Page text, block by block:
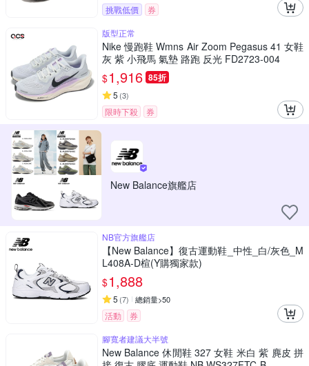
挑戰低價
券
版型正常
Nike 慢跑鞋 Wmns Air Zoom Pegasus 41 女鞋
灰 紫 小飛馬 氣墊 路跑 反光 FD2723-004
$1,916 85折
5 (3)
限時下殺 券
New Balance旗艦店
NB官方旗艦店
【New Balance】復古運動鞋_中性_白/灰色_M
L408A-D楦(Y購獨家款)
$1,888
5 (7) 總銷量>50
活動
券
腳寬者建議大半號
New Balance 休閒鞋 327 女鞋 米白 紫 麂皮 拼